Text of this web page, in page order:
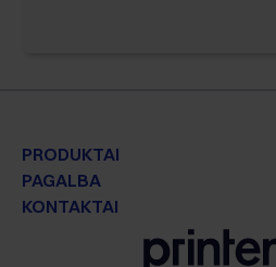
PRODUKTAI
PAGALBA
KONTAKTAI